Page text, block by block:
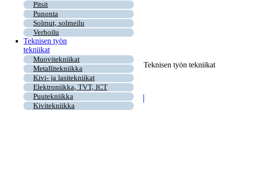
Pitsit
Punonta
Solmut, solmeilu
Verhoilu
Teknisen työn
tekniikat
Muovitekniikat
Metallitekniikka
Kivi- ja lasitekniikat
Elektroniikka, TVT, ICT
Puutekniikka
Kivitekniikka
Teknisen työn tekniikat